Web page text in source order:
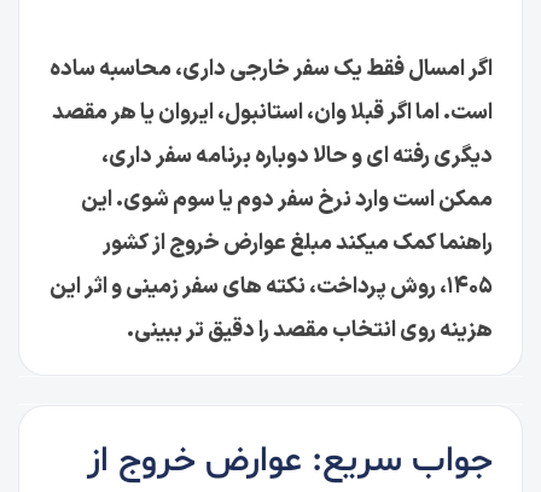
اگر امسال فقط یک سفر خارجی داری، محاسبه ساده
است. اما اگر قبلا وان، استانبول، ایروان یا هر مقصد
دیگری رفته ای و حالا دوباره برنامه سفر داری،
ممکن است وارد نرخ سفر دوم یا سوم شوی. این
راهنما کمک میکند مبلغ عوارض خروج از کشور
۱۴۰۵، روش پرداخت، نکته های سفر زمینی و اثر این
هزینه روی انتخاب مقصد را دقیق تر ببینی.
جواب سریع: عوارض خروج از